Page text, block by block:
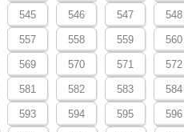
545 546 547 548
557 558 559 560
569 570 571 572
581 582 583 584
593 594 595 596